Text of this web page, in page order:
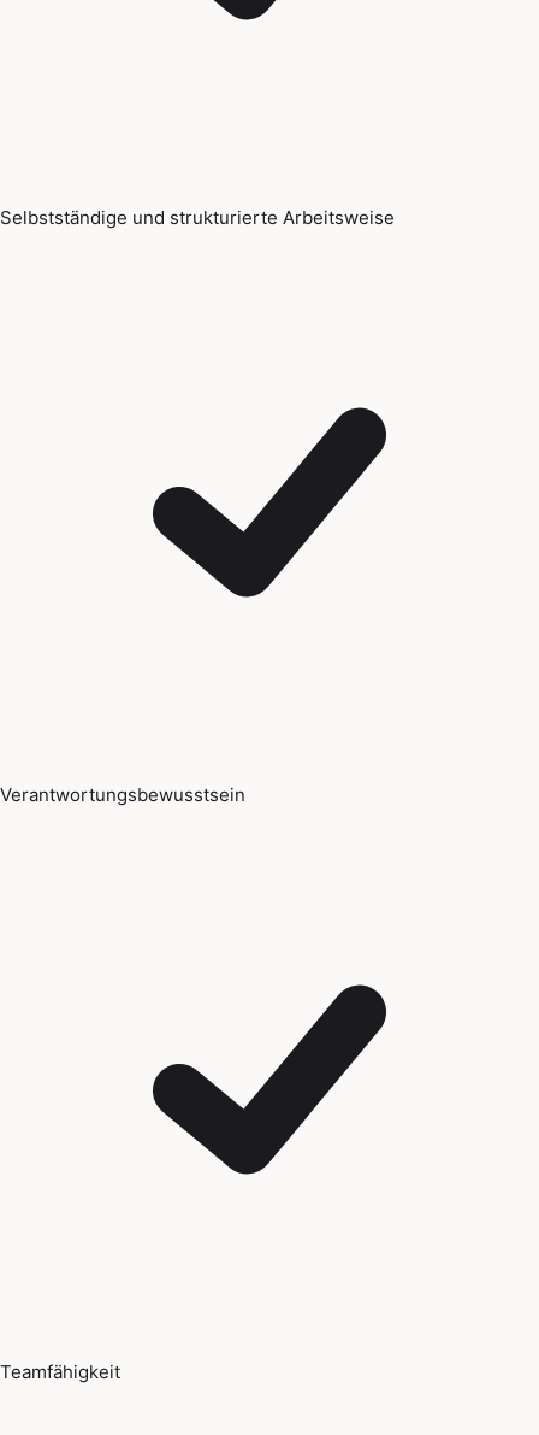
Selbstständige und strukturierte Arbeitsweise
Verantwortungsbewusstsein
Teamfähigkeit